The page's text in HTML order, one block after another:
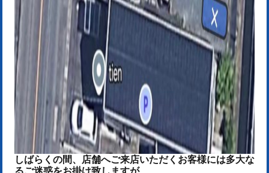
しばらくの間、店舗へご来店いただくお客様には多大な